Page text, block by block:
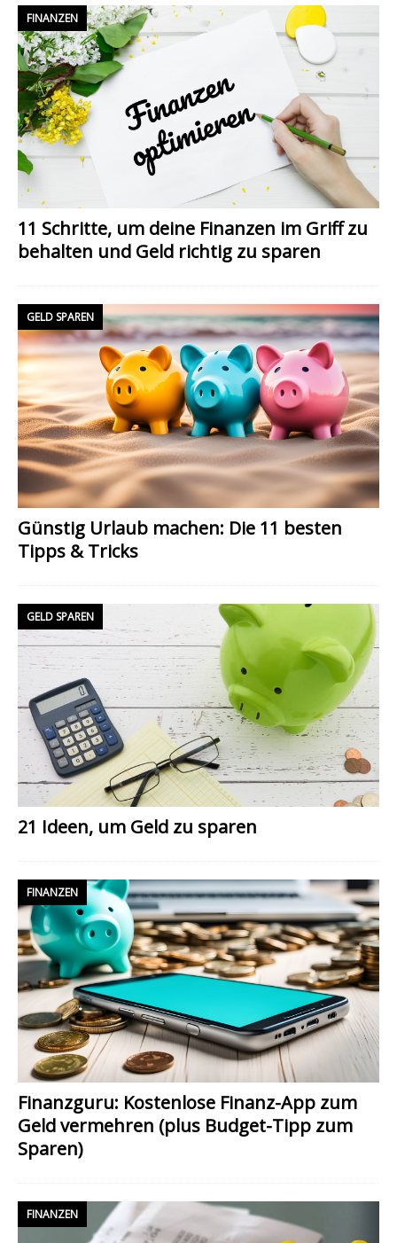
11 Schritte, um deine Finanzen im Griff zu
behalten und Geld richtig zu sparen
FINANZEN
Günstig Urlaub machen: Die 11 besten
Tipps & Tricks
GELD SPAREN
21 Ideen, um Geld zu sparen
GELD SPAREN
Finanzguru: Kostenlose Finanz-App zum
Geld vermehren (plus Budget-Tipp zum
Sparen)
FINANZEN
FINANZEN